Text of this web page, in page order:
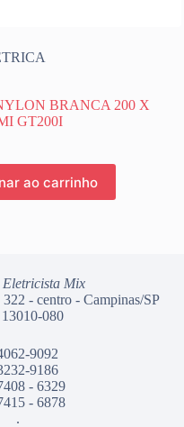
BRANCA 200 X
GT200I
ao carrinho
Eletricista Mix
- centro - Campinas/SP
080
9092
9186
- 6329
- 6878
.